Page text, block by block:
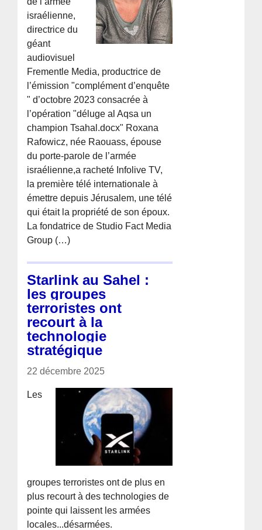
israélienne,
directrice du
géant
audiovisuel
Frementle Media, productrice de
l’émission "complément d’enquête
" d’octobre 2023 consacrée à
l’opération "déluge al Aqsa un
champion Tsahal.docx" Roxana
Rafowicz, née Raouass, épouse
du porte-parole de l’armée
israélienne,a racheté Infolive TV,
la première télé internationale à
émettre depuis Jérusalem, une télé
qui était la propriété de son époux.
La fondatrice de Studio Fact Media
Group (…)
Starlink au Sahel :
les groupes
terroristes ont
recourt à la
technologie
stratégique
22 décembre 2025
Les
groupes terroristes ont de plus en
plus recourt à des technologies de
pointe qui laissent les armées
locales...désarmées.